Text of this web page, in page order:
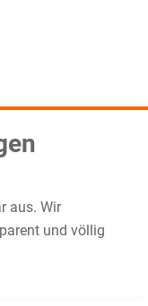
aus. Wir
und völlig